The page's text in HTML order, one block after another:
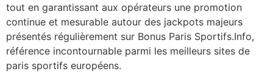
tout en garantissant aux opérateurs une promotion
continue et mesurable autour des jackpots majeurs
présentés régulièrement sur Bonus Paris Sportifs.Info,
référence incontournable parmi les meilleurs sites de
paris sportifs européens.